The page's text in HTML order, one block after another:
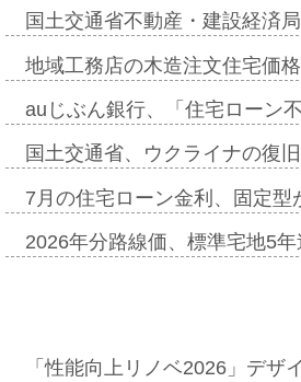
国土交通省不動産・建設経済
地域工務店の木造注文住宅価
auじぶん銀行、「住宅ローン
国土交通省、ウクライナの復
7月の住宅ローン金利、固定
2026年分路線価、標準宅地5
「性能向上リノベ2026」デ